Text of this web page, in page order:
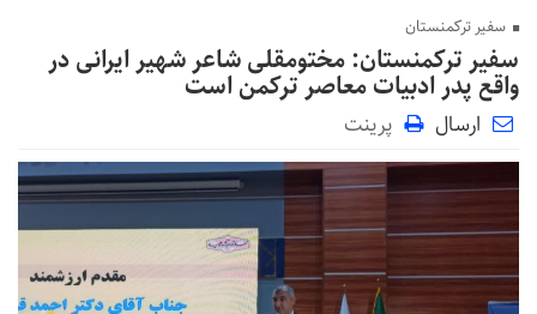
سفیر ترکمنستان
سفیر ترکمنستان: مختومقلی شاعر شهیر ایرانی در
واقع پدر ادبیات معاصر ترکمن است
ارسال پرینت